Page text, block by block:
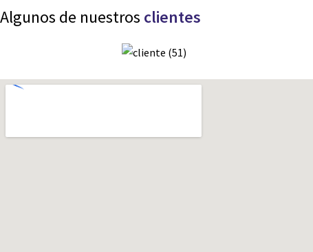
Algunos de nuestros clientes